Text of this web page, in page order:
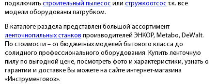
подключить строительный пылесос или стружкоотсос т.к. все
модели оборудованы патрубком.
В каталоге раздела представлен большой ассортимент
ленточнопильных станков производителей ЭНКОР, Metabo, DeWalt.
По стоимости – от бюджетных моделей бытового класса до
солидного профессионального оборудования. Купить ленточную
пилу по выгодной цене, посмотреть фото и характеристики, узнать о
гарантии и доставке Вы можете на сайте интернет-магазина
«Инструментовоз».